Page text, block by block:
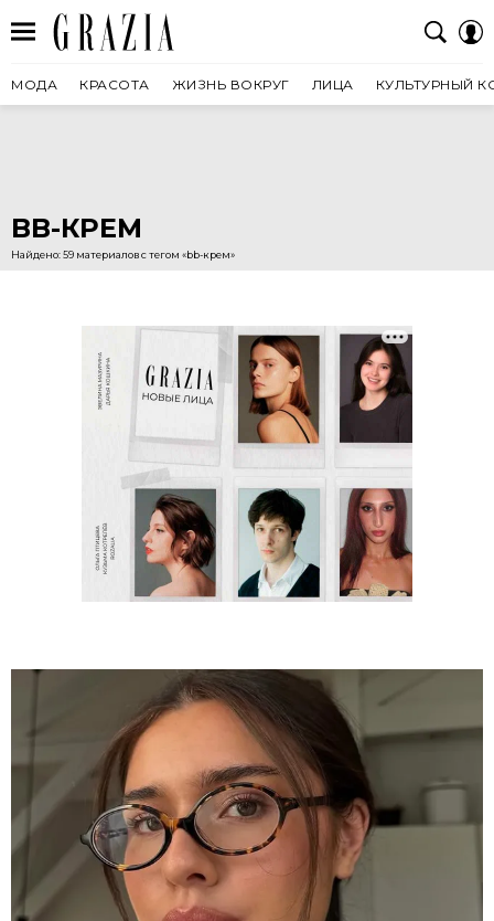
МОДА КРАСОТА ЖИЗНЬ ВОКРУГ ЛИЦА КУЛЬТУРНЫЙ
BB-КРЕМ
Найдено: 59 материалов с тегом «bb-крем»